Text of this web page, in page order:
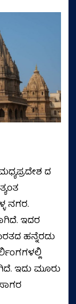
ದ
ನಗರ.
ಇದರ
ಹನ್ನೆರಡು
ಇದು ಮೂರು